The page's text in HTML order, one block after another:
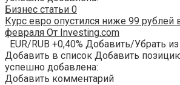
Бизнес статьи 0
Курс евро опустился ниже 99 рублей
февраля От Investing.com
EUR/RUB +0,40% Добавить/Убрать
Добавить в список Добавить
успешно добавлена:
Добавить комментарий